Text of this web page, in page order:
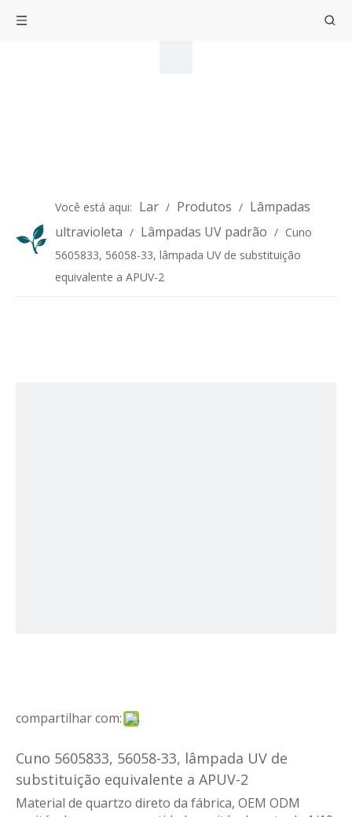
Você está aqui: Lar / Produtos / Lâmpadas
ultravioleta / Lâmpadas UV padrão / Cuno
5605833, 56058-33, lâmpada UV de substituição
equivalente a APUV-2
compartilhar com:
Cuno 5605833, 56058-33, lâmpada UV de
substituição equivalente a APUV-2
Material de quartzo direto da fábrica, OEM ODM